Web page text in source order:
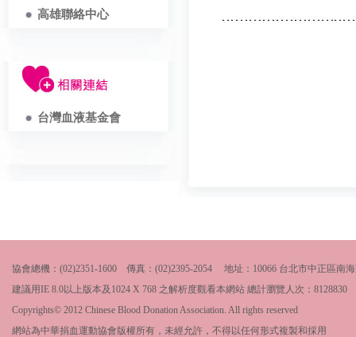
高雄聯絡中心
台灣血液基金會
協會總機：(02)2351-1600 傳真：(02)2395-2054 地址：10066 台北市中正區南
建議用IE 8.0以上版本及1024 X 768 之解析度觀看本網站 總計瀏覽人次： 8128830
Copyrights© 2012 Chinese Blood Donation Association. All rights reserved
網站為中華捐血運動協會版權所有，未經允許，不得以任何形式複製和採用